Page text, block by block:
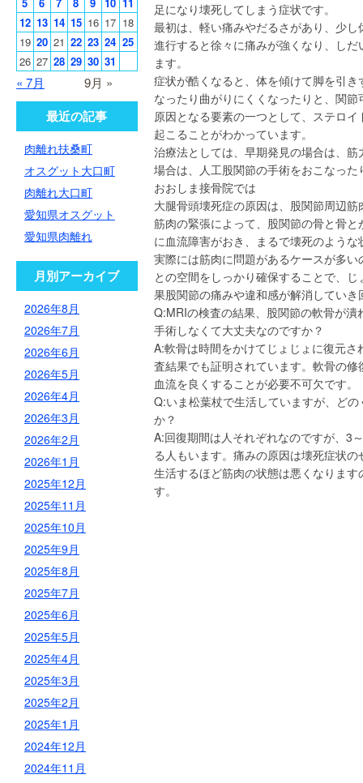
足になり壊死してしまう症状です。
最初は、軽い痛みやだるさがあり、少
進行すると徐々に痛みが強くなり、し
ます。
症状が酷くなると、体を傾けて脚を引
なったり曲がりにくくなったりと、関
原因となる要素の一つとして、ステロ
起こることがわかっています。
治療法としては、早期発見の場合は、
場合は、人工股関節の手術をおこなった
おおしま接骨院では
大腿骨頭壊死症の原因は、股関節周辺
筋肉の緊張によって、股関節の骨と骨
に血流障害がおき、まるで壊死のよう
実際には筋肉に問題があるケースが多
との空間をしっかり確保することで、
果股関節の痛みや違和感が解消してい
Q:MRIの検査の結果、股関節の軟骨が
手術しなくて大丈夫なのですか？
A:軟骨は時間をかけてじょじょに復元
査結果でも証明されています。軟骨の
血流を良くすることが必要不可欠です。
Q:いま松葉杖で生活していますが、ど
か？
A:回復期間は人それぞれなのですが、3
る人もいます。痛みの原因は壊死症状
生活するほど筋肉の状態は悪くなりま
す。
« 7月 9月 »
12 13 14 15 16 17 18
19 20 21 22 23 24 25
26 27 28 29 30 31
最近の記事
肉離れ扶桑町
オスグット大口町
肉離れ大口町
愛知県オスグット
愛知県肉離れ
月別アーカイブ
2026年8月
2026年7月
2026年6月
2026年5月
2026年4月
2026年3月
2026年2月
2026年1月
2025年12月
2025年11月
2025年10月
2025年9月
2025年8月
2025年7月
2025年6月
2025年5月
2025年4月
2025年3月
2025年2月
2025年1月
2024年12月
2024年11月